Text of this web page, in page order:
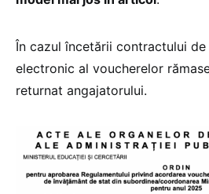
În cazul încetării contractului
electronic al voucherelor
returnat angajatorului.